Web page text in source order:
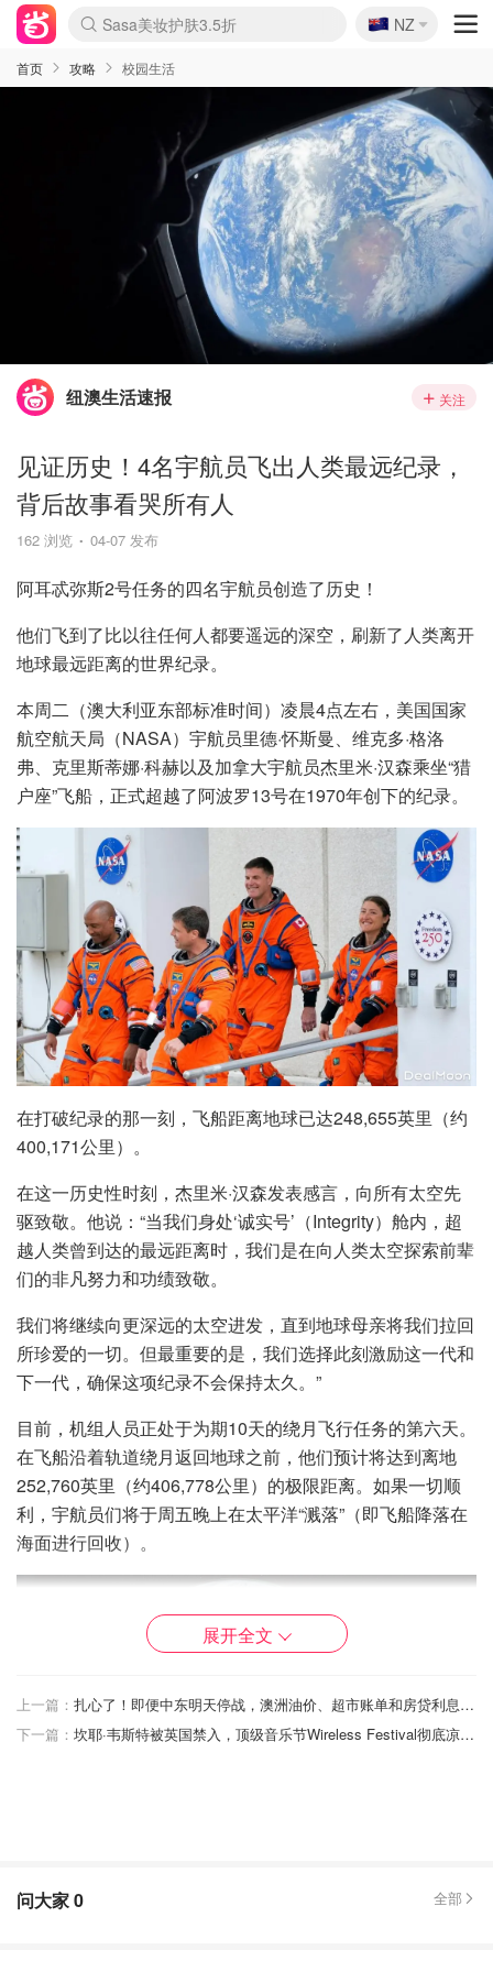
lululemon折扣上新
Sasa美妆护肤3.5折
SSENSE年中2.5折
FreshBeauty好价汇总
Cettire降价+叠9折
WWS Coles超市实拍
viagogo二手票捡漏
Myer超级周末
The Outnet奢牌1折起
David Jones 3折起
Flannels大牌1折
Perfumes Club护肤1折
AMIRO面罩$251
Amazon折扣汇总
eToro入金$200送$50
Amazon数码好物
ICONIC本周7.5折
ThedoubleF高奢地板价
Moose Knuckles 6折
丝芙兰5折起
EUFY摄像头$98
Selenichast首饰2折
Trip机票酒店促销
YSL送5件彩妆礼
Amazon家居好物
Amazon美妆护肤
雅漾大喷$8
过敏原检测盒$33
伊索独家赠50ml沐浴露
科颜氏高保湿面霜$29
SEALIFE海洋馆门票6折
丝塔芙大白罐$16
订阅Newsletter送香薰
Cult Beauty 6.8折
Harrods圣诞日历$525
LN-CC奢牌私促3折
d'Alba空姐喷雾$16
EVE LOM套装£56
Bernardelli独家4折
Adore Beauty 6折起
CT圣诞日历
Mytheresa奢品2.7折
Luxury Escapes 9折
Currentbody美容仪$881
MOON Garden Live
Roborock扫地机$649
Tingo Life水杯$24
Valentino官网5折
CR洗护套装$23
修丽可4件套$159
Myer彩妆2件7折
GANNI官网4.5折
Stylevana韩妆4折
Tessabit高奢8.5折
OGX洗发水$11
Amazon阿德莱德次日达
卡诗8.5折+赠礼
Philips Hue灯具8折
🇳🇿
NZ
首页 攻略 校园生活
纽澳生活速报 关注
见证历史！4名宇航员飞出人类最远纪录，
背后故事看哭所有人
162 浏览 04-07 发布
阿耳忒弥斯2号任务的四名宇航员创造了历史！
他们飞到了比以往任何人都要遥远的深空，刷新了人类离开
地球最远距离的世界纪录。
本周二（澳大利亚东部标准时间）凌晨4点左右，美国国家
航空航天局（NASA）宇航员里德·怀斯曼、维克多·格洛
弗、克里斯蒂娜·科赫以及加拿大宇航员杰里米·汉森乘坐“猎
户座”飞船，正式超越了阿波罗13号在1970年创下的纪录。
在打破纪录的那一刻，飞船距离地球已达248,655英里（约
400,171公里）。
在这一历史性时刻，杰里米·汉森发表感言，向所有太空先
驱致敬。他说：“当我们身处‘诚实号’（Integrity）舱内，超
越人类曾到达的最远距离时，我们是在向人类太空探索前辈
们的非凡努力和功绩致敬。
我们将继续向更深远的太空进发，直到地球母亲将我们拉回
所珍爱的一切。但最重要的是，我们选择此刻激励这一代和
下一代，确保这项纪录不会保持太久。”
目前，机组人员正处于为期10天的绕月飞行任务的第六天。
在飞船沿着轨道绕月返回地球之前，他们预计将达到离地
252,760英里（约406,778公里）的极限距离。如果一切顺
利，宇航员们将于周五晚上在太平洋“溅落”（即飞船降落在
海面进行回收）。
在这次任务中，宇航员们将面临一个极具挑战性的时刻：当
展开全文
上一篇：
扎心了！即便中东明天停战，澳洲油价、超市账单和房贷利息还得继续涨？
下一篇：
坎耶·韦斯特被英国禁入，顶级音乐节Wireless Festival彻底凉凉！
问大家0 全部